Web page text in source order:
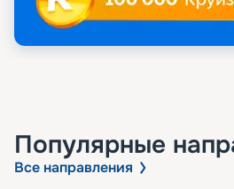
Популярные
Все направления